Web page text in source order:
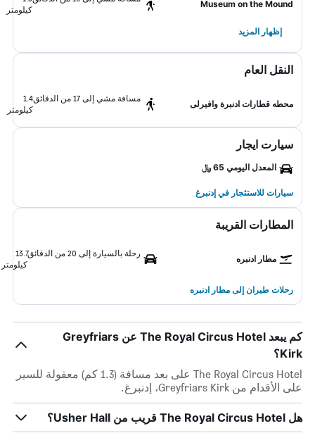
Museum on the Mound
كيلومتر
إظهار المزيد
النقل العام
محطه قطارات ادنبرة وافيرلى
مسافة مشي إلى 17 من الدقائق
1.4
كيلومتر
سيارت ايجار
المعدل اليومي 65 ﷼
سيارات للاستئجار في إدنبرغ
المطارات القريبة
مطار ادنبره
رحلة بالسيارة إلى 20 من الدقائق
13.7
كيلومتر
رحلات طيران إلى مطار ادنبره
كم يبعد The Royal Circus Hotel عن Greyfriars
Kirk؟
The Royal Circus Hotel على بعد مسافة (1.3 كم) معقولة للسير
على الأقدام من Greyfriars Kirk، إدنبرغ.
هل The Royal Circus Hotel قريب من Usher Hall؟